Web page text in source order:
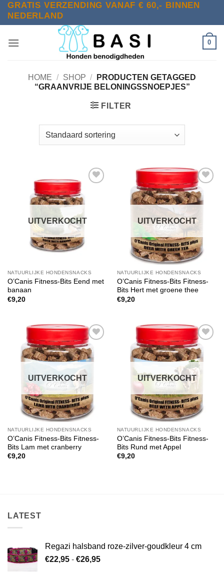
Ga
naar
GRATIS VERZENDING VANAF € 60,- BINNEN
NEDERLAND
0
HOME / SHOP /
PRODUCTEN GETAGGED
“GRAANVRIJE BELONINGSSNOEPJES”
FILTER
Toevoegen
aan
verlanglijst
UITVERKOCHT
NATUURLIJKE HONDENSNACKS
O’Canis Fitness-Bits Eend met
banaan
€9,20
Toevoegen
aan
verlanglijst
UITVERKOCHT
NATUURLIJKE HONDENSNACKS
O’Canis Fitness-Bits Fitness-
Bits Hert met groene thee
€9,20
Toevoegen
aan
verlanglijst
UITVERKOCHT
NATUURLIJKE HONDENSNACKS
O’Canis Fitness-Bits Fitness-
Bits Lam met cranberry
€9,20
Toevoegen
aan
verlanglijst
UITVERKOCHT
NATUURLIJKE HONDENSNACKS
O’Canis Fitness-Bits Fitness-
Bits Rund met Appel
€9,20
LATEST
Regazi halsband roze-zilver-goudkleur 4 cm
€22,95 - €26,95Prijsklasse: